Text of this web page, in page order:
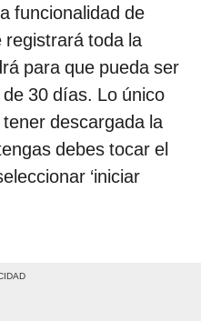
funcionalidad de
registrará toda la
para que pueda ser
30 días. Lo único
descargada la
debes tocar el
‘iniciar